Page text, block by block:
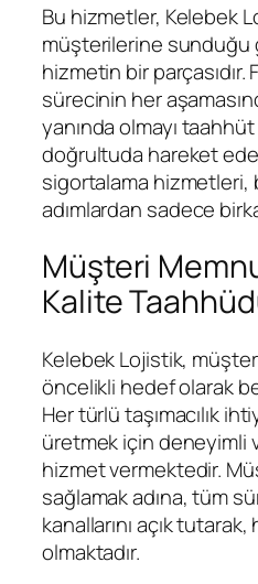
Bu hizmetler, Kelebek
müşterilerine sunduğu
hizmetin bir parçasıdır.
sürecinin her
yanında olmayı
doğrultuda hareket
sigortalama
adımlardan sadece
Müşteri
Kalite
Kelebek Lojistik,
öncelikli hedef olarak
Her türlü taşımacılık
üretmek için deneyimli
hizmet vermektedir.
sağlamak adına, tüm
kanallarını açık
olmaktadır.